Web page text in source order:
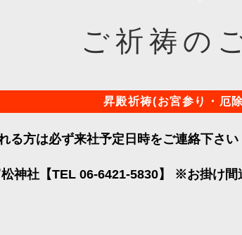
ご祈祷の
昇殿祈祷(お宮参り・厄
る方は必ず来社予定日時をご連絡下さい
神社【TEL 06-6421-5830】 ※お掛け